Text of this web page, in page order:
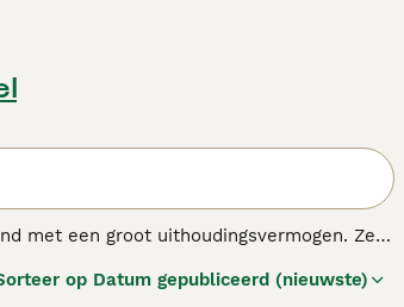
met een groot uithoudingsvermogen. Ze
op Datum gepubliceerd (nieuwste)